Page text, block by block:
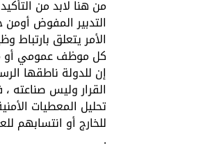
من هنا لابد من
التدبير المفوض أومن
الأمر يتعلق
كل موظف عمومي أو
إن للدولة ناطقها
القرار وليس صناعته
تحليل المعطيات
للخارج أو انتسابهم
.